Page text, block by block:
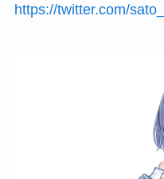
https://twitter.com/